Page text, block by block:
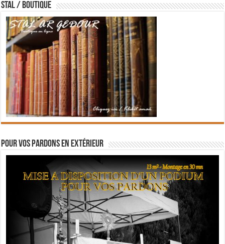
STAL / BOUTIQUE
Pour vos pardons en extérieur